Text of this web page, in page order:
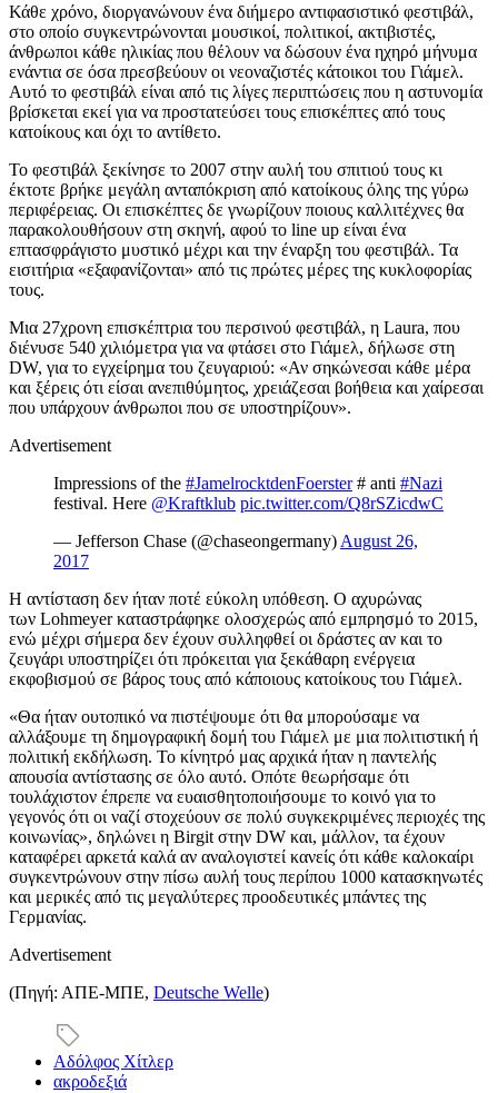
Κάθε χρόνο, διοργανώνουν ένα διήμερο αντιφασιστικό φεστιβάλ,
στο οποίο συγκεντρώνονται μουσικοί, πολιτικοί, ακτιβιστές,
άνθρωποι κάθε ηλικίας που θέλουν να δώσουν ένα ηχηρό μήνυμα
ενάντια σε όσα πρεσβεύουν οι νεοναζιστές κάτοικοι του Γιάμελ.
Αυτό το φεστιβάλ είναι από τις λίγες περιπτώσεις που η αστυνομία
βρίσκεται εκεί για να προστατεύσει τους επισκέπτες από τους
κατοίκους και όχι το αντίθετο.
Το φεστιβάλ ξεκίνησε το 2007 στην αυλή του σπιτιού τους κι
έκτοτε βρήκε μεγάλη ανταπόκριση από κατοίκους όλης της γύρω
περιφέρειας. Οι επισκέπτες δε γνωρίζουν ποιους καλλιτέχνες θα
παρακολουθήσουν στη σκηνή, αφού το line up είναι ένα
επτασφράγιστο μυστικό μέχρι και την έναρξη του φεστιβάλ. Τα
εισιτήρια «εξαφανίζονται» από τις πρώτες μέρες της κυκλοφορίας
τους.
Μια 27χρονη επισκέπτρια του περσινού φεστιβάλ, η Laura, που
διένυσε 540 χιλιόμετρα για να φτάσει στο Γιάμελ, δήλωσε στη
DW, για το εγχείρημα του ζευγαριού: «Αν σηκώνεσαι κάθε μέρα
και ξέρεις ότι είσαι ανεπιθύμητος, χρειάζεσαι βοήθεια και χαίρεσαι
που υπάρχουν άνθρωποι που σε υποστηρίζουν».
Advertisement
Impressions of the #JamelrocktdenFoerster# anti #Nazi
festival. Here @Kraftklub pic.twitter.com/Q8rSZicdwC
— Jefferson Chase (@chaseongermany) August 26,
2017
Η αντίσταση δεν ήταν ποτέ εύκολη υπόθεση. Ο αχυρώνας
των Lohmeyer καταστράφηκε ολοσχερώς από εμπρησμό το 2015,
ενώ μέχρι σήμερα δεν έχουν συλληφθεί οι δράστες αν και το
ζευγάρι υποστηρίζει ότι πρόκειται για ξεκάθαρη ενέργεια
εκφοβισμού σε βάρος τους από κάποιους κατοίκους του Γιάμελ.
«Θα ήταν ουτοπικό να πιστέψουμε ότι θα μπορούσαμε να
αλλάξουμε τη δημογραφική δομή του Γιάμελ με μια πολιτιστική ή
πολιτική εκδήλωση. Το κίνητρό μας αρχικά ήταν η παντελής
απουσία αντίστασης σε όλο αυτό. Οπότε θεωρήσαμε ότι
τουλάχιστον έπρεπε να ευαισθητοποιήσουμε το κοινό για το
γεγονός ότι οι ναζί στοχεύουν σε πολύ συγκεκριμένες περιοχές της
κοινωνίας», δηλώνει η Birgit στην DW και, μάλλον, τα έχουν
καταφέρει αρκετά καλά αν αναλογιστεί κανείς ότι κάθε καλοκαίρι
συγκεντρώνουν στην πίσω αυλή τους περίπου 1000 κατασκηνωτές
και μερικές από τις μεγαλύτερες προοδευτικές μπάντες της
Γερμανίας.
Advertisement
(Πηγή: ΑΠΕ-ΜΠΕ, Deutsche Welle)
Αδόλφος Χίτλερ
ακροδεξιά